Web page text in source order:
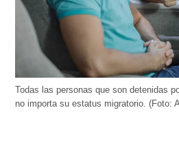
Todas las personas que son detenidas
no importa su estatus migratorio. (Foto: